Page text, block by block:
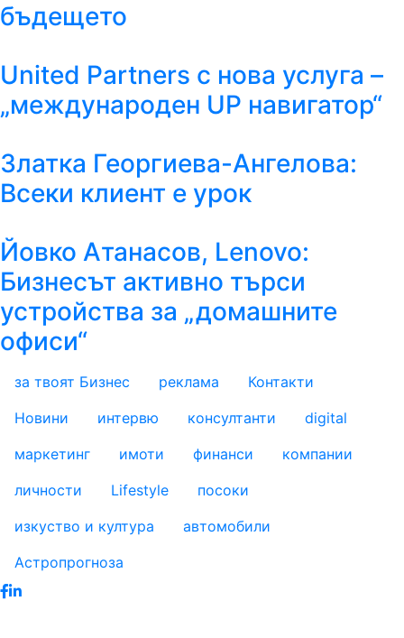
бъдещето
United Partners с нова услуга –
„международен UP навигатор“
Златка Георгиева-Ангелова:
Всеки клиент е урок
Йовко Атанасов, Lenovo:
Бизнесът активно търси
устройства за „домашните
офиси“
за твоят Бизнес реклама Контакти
footer_statii
Новини интервю консултанти
digital
маркетинг
имоти финанси
компании
личности
Lifestyle
посоки
изкуство и култура
автомобили
Астропрогноза